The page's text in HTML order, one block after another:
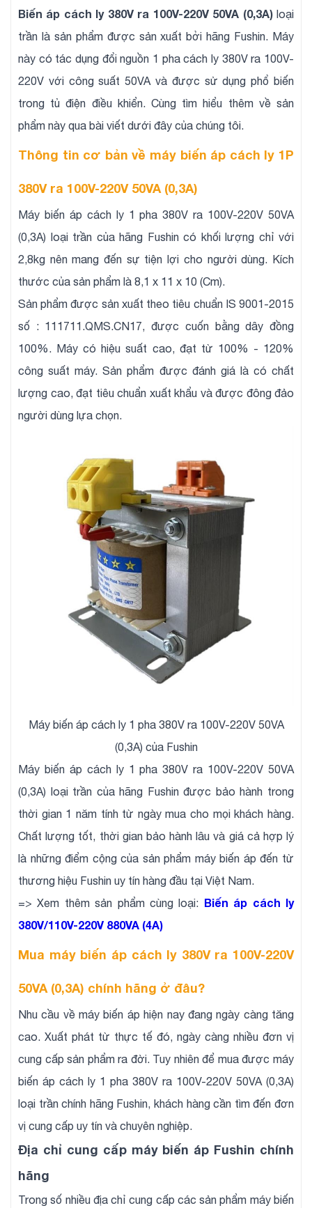
Biến áp cách ly 380V ra 100V-220V 50VA (0,3A)loại
trần là sản phẩm được sản xuất bởi hãng Fushin. Máy
này có tác dụng đổi nguồn 1 pha cách ly 380V ra 100V-
220V với công suất 50VA và được sử dụng phổ biến
trong tủ điện điều khiển. Cùng tìm hiểu thêm về sản
phẩm này qua bài viết dưới đây của chúng tôi.
Thông tin cơ bản về máy biến áp cách ly 1P
380V ra 100V-220V 50VA (0,3A)
Máy biến áp cách ly 1 pha 380V ra 100V-220V 50VA
(0,3A) loại trần của hãng Fushin có khối lượng chỉ với
2,8kg nên mang đến sự tiện lợi cho người dùng. Kích
thước của sản phẩm là 8,1 x 11 x 10 (Cm).
Sản phẩm được sản xuất theo tiêu chuẩn IS 9001-2015
số : 111711.QMS.CN17, được cuốn bằng dây đồng
100%. Máy có hiệu suất cao, đạt từ 100% - 120%
công suất máy. Sản phẩm được đánh giá là có chất
lượng cao, đạt tiêu chuẩn xuất khẩu và được đông đảo
người dùng lựa chọn.
Máy biến áp cách ly 1 pha 380V ra 100V-220V 50VA
(0,3A) của Fushin
Máy biến áp cách ly 1 pha 380V ra 100V-220V 50VA
(0,3A) loại trần của hãng Fushin được bảo hành trong
thời gian 1 năm tính từ ngày mua cho mọi khách hàng.
Chất lượng tốt, thời gian bảo hành lâu và giá cả hợp lý
là những điểm cộng của sản phẩm máy biến áp đến từ
thương hiệu Fushin uy tín hàng đầu tại Việt Nam.
=> Xem thêm sản phẩm cùng loại: Biến áp cách ly
380V/110V-220V 880VA (4A)
Mua máy biến áp cách ly 380V ra 100V-220V
50VA (0,3A) chính hãng ở đâu?
Nhu cầu về máy biến áp hiện nay đang ngày càng tăng
cao. Xuất phát từ thực tế đó, ngày càng nhiều đơn vị
cung cấp sản phẩm ra đời. Tuy nhiên để mua được máy
biến áp cách ly 1 pha 380V ra 100V-220V 50VA (0,3A)
loại trần chính hãng Fushin, khách hàng cần tìm đến đơn
vị cung cấp uy tín và chuyên nghiệp.
Địa chỉ cung cấp máy biến áp Fushin chính
hãng
Trong số nhiều địa chỉ cung cấp các sản phẩm máy biến